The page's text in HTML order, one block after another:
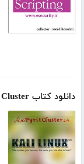
دانلود کتاب Pyrit Cluster در کالی لینوکس